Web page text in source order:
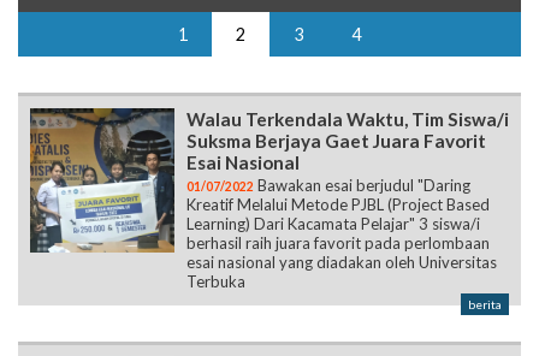
1 2 3 4
Walau Terkendala Waktu, Tim Siswa/i
Suksma Berjaya Gaet Juara Favorit
Esai Nasional
01/07/2022 Bawakan esai berjudul "Daring
Kreatif Melalui Metode PJBL (Project Based
Learning) Dari Kacamata Pelajar" 3 siswa/i
berhasil raih juara favorit pada perlombaan
esai nasional yang diadakan oleh Universitas
Terbuka
berita